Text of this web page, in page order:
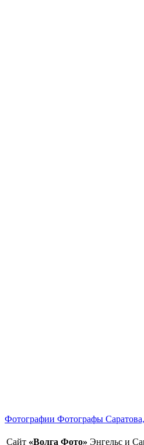
Фотографии Фотографы
Сайт «Волга Фото» Энгельс и